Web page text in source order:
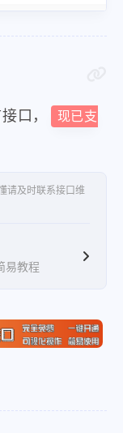
口，
现已支
请及时联系接口维
易教程